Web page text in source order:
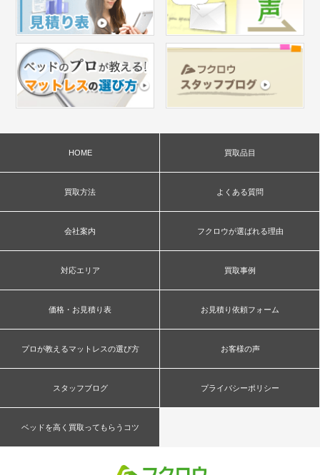
HOME 買取品目
買取方法 よくある質問
会社案内 フクロウが選ばれる理由
対応エリア 買取事例
価格・お見積り表 お見積り依頼フォーム
プロが教えるマットレスの選び方 お客様の声
スタッフブログ プライバシーポリシー
ベッドを高く買取ってもらうコツ